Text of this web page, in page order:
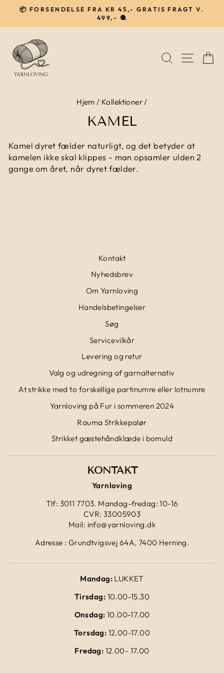
indhold
Pause
📦 FORSENDELSE FRA KR 45,- GRATIS FRAGT V.
499,- 🧶
SØG
Hjem / Kollektioner/
KAMEL
Kamel dyret fælder naturligt, og det betyder at
kamelen ikke skal klippes - man opsamler ulden 2
gange om året, når dyret fælder.
Kontakt
Nyhedsbrev
Om Yarnloving
Handelsbetingelser
Søg
Servicevilkår
Levering og retur
Valg og udregning af garnalternativ
At strikke med to forskellige partinumre eller lotnumre
Yarnloving på Fur i sommeren 2024
Rauma Strikkepalør
Strikket gæstehåndklæde i bomuld
KONTAKT
Yarnloving
Tlf: 3011 7703. Mandag-fredag: 10-16
CVR: 33005903
Mail: info@yarnloving.dk
Adresse : Grundtvigsvej 64A, 7400 Herning.
Mandag: LUKKET
Tirsdag: 10.00-15.30
Onsdag: 10.00-17.00
Torsdag: 12.00-17.00
Fredag: 12.00- 17.00